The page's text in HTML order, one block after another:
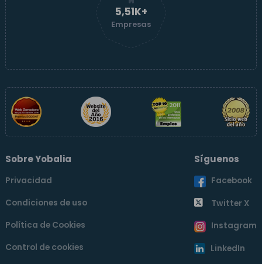
5,51K+
Empresas
Sobre Yobalia
Privacidad
Condiciones de uso
Política de Cookies
Control de cookies
Síguenos
Facebook
Twitter X
Instagram
LinkedIn